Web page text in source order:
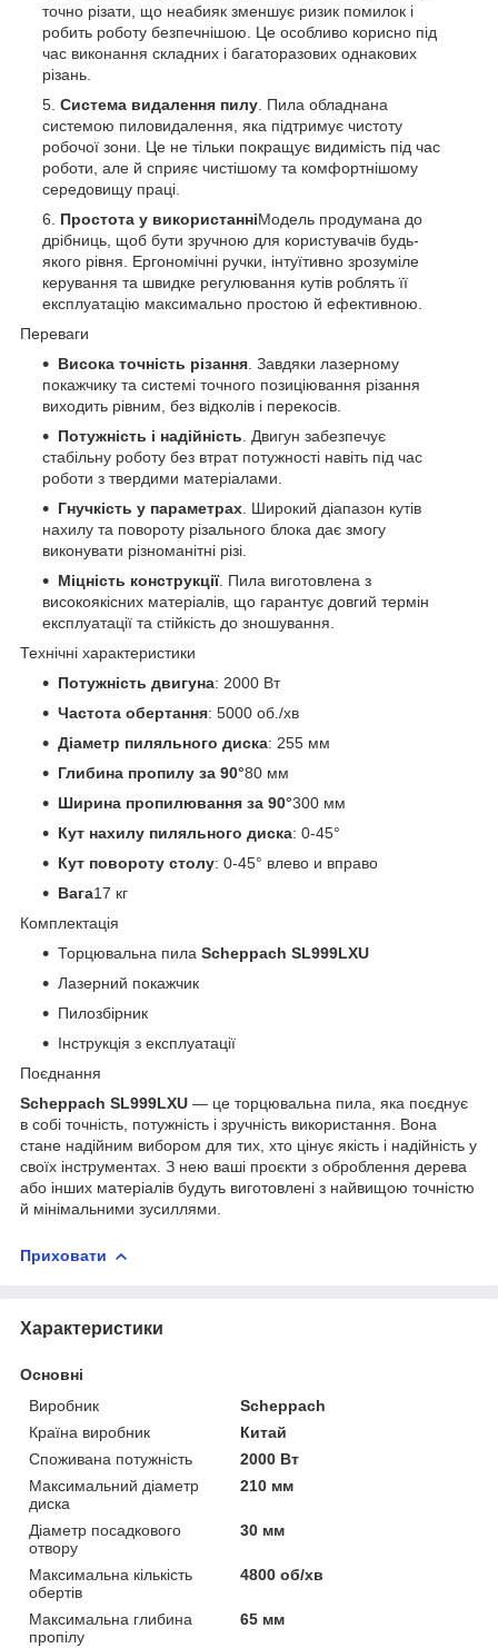
точно різати, що неабияк зменшує ризик помилок і
робить роботу безпечнішою. Це особливо корисно під
час виконання складних і багаторазових однакових
різань.
Система видалення пилу . Пила обладнана
системою пиловидалення, яка підтримує чистоту
робочої зони. Це не тільки покращує видимість під час
роботи, але й сприяє чистішому та комфортнішому
середовищу праці.
Простота у використанніМодель продумана до
дрібниць, щоб бути зручною для користувачів будь-
якого рівня. Ергономічні ручки, інтуїтивно зрозуміле
керування та швидке регулювання кутів роблять її
експлуатацію максимально простою й ефективною.
Переваги
Висока точність різання . Завдяки лазерному
покажчику та системі точного позиціювання різання
виходить рівним, без відколів і перекосів.
Потужність і надійність . Двигун забезпечує
стабільну роботу без втрат потужності навіть під час
роботи з твердими матеріалами.
Гнучкість у параметрах . Широкий діапазон кутів
нахилу та повороту різального блока дає змогу
виконувати різноманітні різі.
Міцність конструкції. Пила виготовлена з
високоякісних матеріалів, що гарантує довгий термін
експлуатації та стійкість до зношування.
Технічні характеристики
Потужність двигуна: 2000 Вт
Частота обертання: 5000 об./хв
Діаметр пиляльного диска: 255 мм
Глибина пропилу за 90°80 мм
Ширина пропилювання за 90°300 мм
Кут нахилу пиляльного диска: 0-45°
Кут повороту столу: 0-45° влево и вправо
Вага17 кг
Комплектація
Торцювальна пила Scheppach SL999LXU
Лазерний покажчик
Пилозбірник
Інструкція з експлуатації
Поєднання
Scheppach SL999LXU — це торцювальна пила, яка поєднує
в собі точність, потужність і зручність використання. Вона
стане надійним вибором для тих, хто цінує якість і надійність у
своїх інструментах. З нею ваші проєкти з оброблення дерева
або інших матеріалів будуть виготовлені з найвищою точністю
й мінімальними зусиллями.
Приховати
Характеристики
Основні
Виробник
Scheppach
Країна виробник
Китай
Споживана потужність
2000 Вт
Максимальний діаметр
диска
210 мм
Діаметр посадкового
отвору
30 мм
Максимальна кількість
обертів
4800 об/хв
Максимальна глибина
пропілу
65 мм